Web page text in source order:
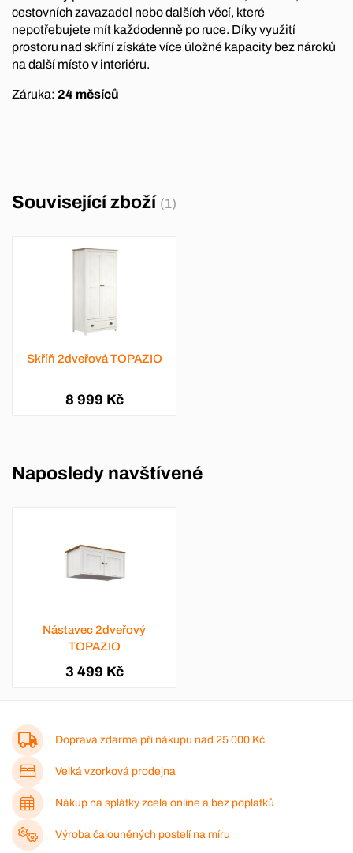
cestovních zavazadel nebo dalších věcí, které
nepotřebujete mít každodenně po ruce. Díky využití
prostoru nad skříní získáte více úložné kapacity bez nároků
na další místo v interiéru.
Záruka: 24 měsíců
Související zboží (1)
Skříň 2dveřová TOPAZIO
8 999 Kč
Naposledy navštívené
Nástavec 2dveřový
TOPAZIO
3 499 Kč
Doprava zdarma při nákupu nad 25 000 Kč
Velká vzorková prodejna
Nákup na splátky zcela online a bez poplatků
Výroba čalouněných postelí na míru